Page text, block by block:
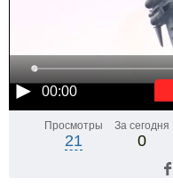
00:00
Просмотры
21
За сегодня
0